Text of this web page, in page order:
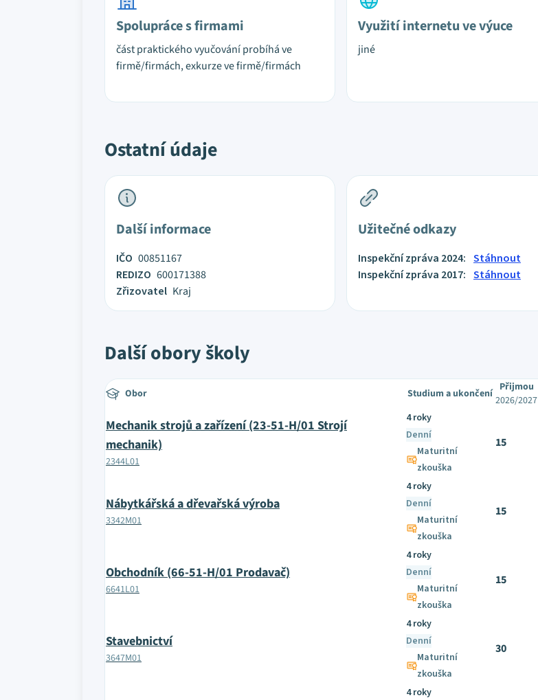
Spolupráce s firmami
část praktického vyučování probíhá ve
firmě/firmách, exkurze ve firmě/firmách
Využití internetu ve výuce
jiné
Ostatní údaje
Další informace
IČO 00851167
REDIZO 600171388
Zřizovatel Kraj
Užitečné odkazy
Inspekční zpráva 2024: Stáhnout
Inspekční zpráva 2017: Stáhnout
Další obory školy
Obor Studium a ukončení Přijmou
2026/2027
Mechanik strojů a zařízení (23-51-H/01 Strojí
mechanik)
2344L01
4 roky
Denní
Maturitní
zkouška
15
Nábytkářská a dřevařská výroba
3342M01
4 roky
Denní
Maturitní
zkouška
15
Obchodník (66-51-H/01 Prodavač)
6641L01
4 roky
Denní
Maturitní
zkouška
15
Stavebnictví
3647M01
4 roky
Denní
Maturitní
zkouška
30
4 roky